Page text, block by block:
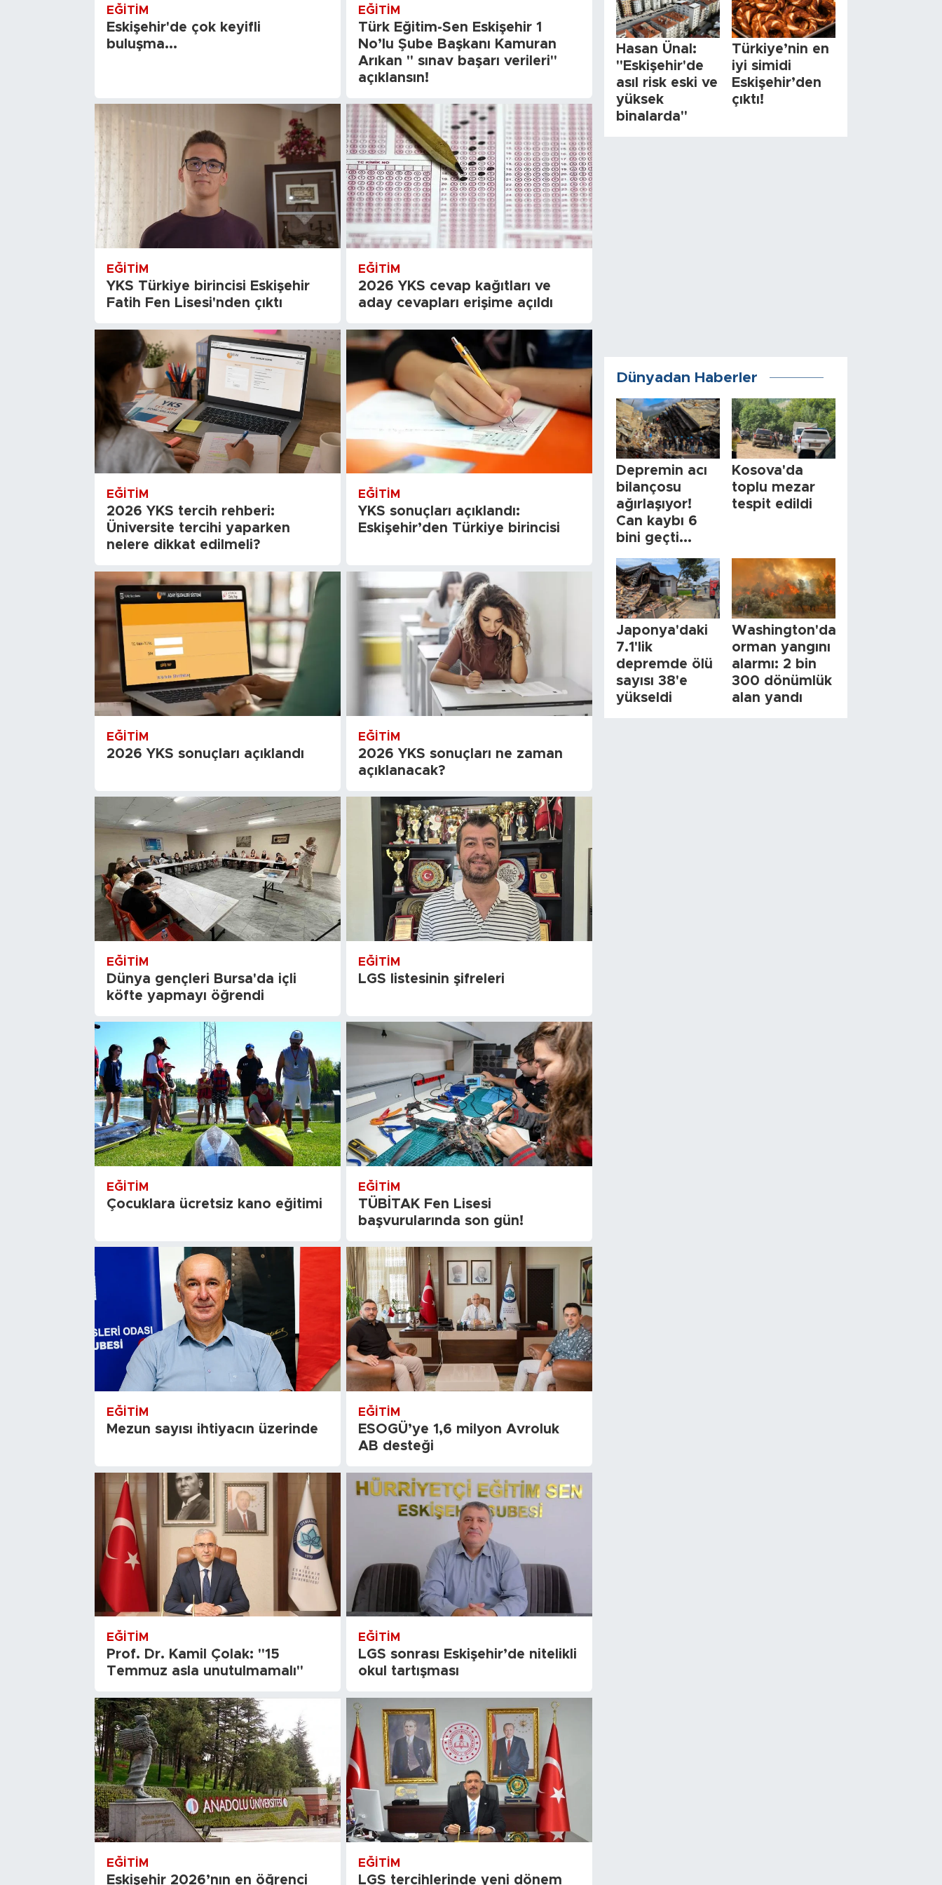
EĞITIM
Eskişehir'de çok keyifli
buluşma...
EĞITIM
Türk Eğitim-Sen Eskişehir 1
No’lu Şube Başkanı Kamuran
Arıkan " sınav başarı verileri"
açıklansın!
EĞITIM
YKS Türkiye birincisi Eskişehir
Fatih Fen Lisesi'nden çıktı
EĞITIM
2026 YKS cevap kağıtları ve
aday cevapları erişime açıldı
EĞITIM
2026 YKS tercih rehberi:
Üniversite tercihi yaparken
nelere dikkat edilmeli?
EĞITIM
YKS sonuçları açıklandı:
Eskişehir’den Türkiye birincisi
EĞITIM
2026 YKS sonuçları açıklandı
EĞITIM
2026 YKS sonuçları ne zaman
açıklanacak?
EĞITIM
Dünya gençleri Bursa'da içli
köfte yapmayı öğrendi
EĞITIM
LGS listesinin şifreleri
EĞITIM
Çocuklara ücretsiz kano eğitimi
EĞITIM
TÜBİTAK Fen Lisesi
başvurularında son gün!
EĞITIM
Mezun sayısı ihtiyacın üzerinde
EĞITIM
ESOGÜ’ye 1,6 milyon Avroluk
AB desteği
EĞITIM
Prof. Dr. Kamil Çolak: "15
Temmuz asla unutulmamalı"
EĞITIM
LGS sonrası Eskişehir’de nitelikli
okul tartışması
EĞITIM
Eskişehir 2026’nın en öğrenci
EĞITIM
LGS tercihlerinde yeni dönem
Hasan Ünal:
"Eskişehir'de
asıl risk eski ve
yüksek
binalarda"
Türkiye’nin en
iyi simidi
Eskişehir’den
çıktı!
Dünyadan Haberler
Depremin acı
bilançosu
ağırlaşıyor!
Can kaybı 6
bini geçti...
Kosova'da
toplu mezar
tespit edildi
Japonya'daki
7.1'lik
depremde ölü
sayısı 38'e
yükseldi
Washington'da
orman yangını
alarmı: 2 bin
300 dönümlük
alan yandı